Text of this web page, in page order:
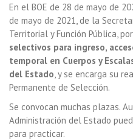
En el BOE de 28 de mayo de
de mayo de 2021, de la
Territorial y Función Pública,
selectivos para ingreso,
temporal en Cuerpos y
del Estado , y se encarga su
Permanente de Selección.
Se convocan muchas plazas.
Administración del Estado
para practicar.